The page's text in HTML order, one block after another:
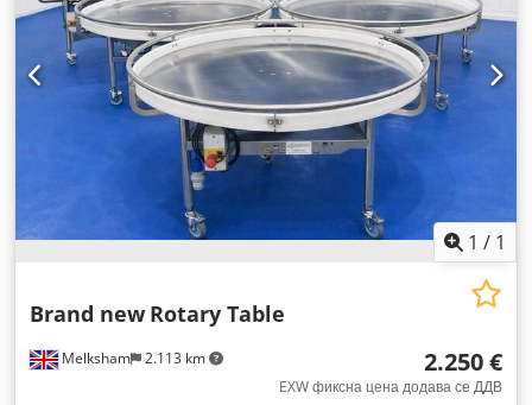
1 / 1
Melksham 2.113 km
Brand new Rotary Table
2.250 €
EXW фиксна цена додава се ДДВ